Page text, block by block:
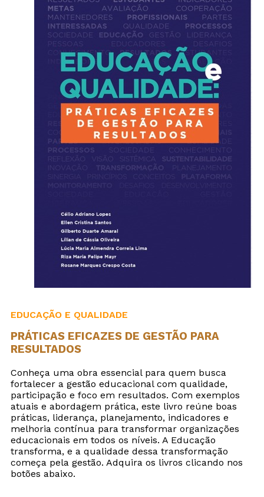
EDUCAÇÃO E QUALIDADE
PRÁTICAS EFICAZES DE GESTÃO PARA
RESULTADOS
Conheça uma obra essencial para quem busca
fortalecer a gestão educacional com qualidade,
participação e foco em resultados. Com exemplos
atuais e abordagem prática, este livro reúne boas
práticas, liderança, planejamento, indicadores e
melhoria contínua para transformar organizações
educacionais em todos os níveis. A Educação
transforma, e a qualidade dessa transformação
começa pela gestão. Adquira os livros clicando nos
botões abaixo.